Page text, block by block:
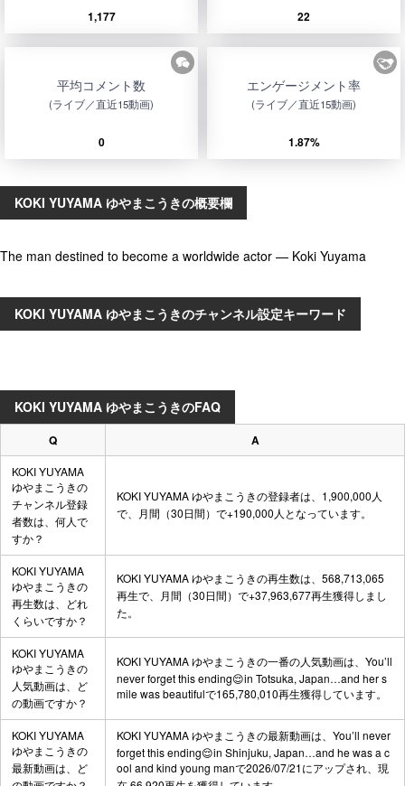
1,177 22
平均コメント数
(ライブ／直近15動画)
0
エンゲージメント率
(ライブ／直近15動画)
1.87%
KOKI YUYAMA ゆやまこうきの概要欄
The man destined to become a worldwide actor — Koki Yuyama
KOKI YUYAMA ゆやまこうきのチャンネル設定キーワード
KOKI YUYAMA ゆやまこうきのFAQ
Q A
KOKI YUYAMA
ゆやまこうきの
チャンネル登録
者数は、何人で
すか？
KOKI YUYAMA ゆやまこうきの登録者は、1,900,000人
で、月間（30日間）で+190,000人となっています。
KOKI YUYAMA
ゆやまこうきの
再生数は、どれ
くらいですか？
KOKI YUYAMA ゆやまこうきの再生数は、568,713,065
再生で、月間（30日間）で+37,963,677再生獲得しまし
た。
KOKI YUYAMA
ゆやまこうきの
人気動画は、ど
の動画ですか？
KOKI YUYAMA ゆやまこうきの一番の人気動画は、 You’ll
never forget this ending😌in Totsuka, Japan…and her s
mile was beautifulで165,780,010再生獲得しています。
KOKI YUYAMA
ゆやまこうきの
最新動画は、ど
KOKI YUYAMA ゆやまこうきの最新動画は、 You’ll never
forget this ending😌in Shinjuku, Japan…and he was a c
ool and kind young manで2026/07/21にアップされ、現